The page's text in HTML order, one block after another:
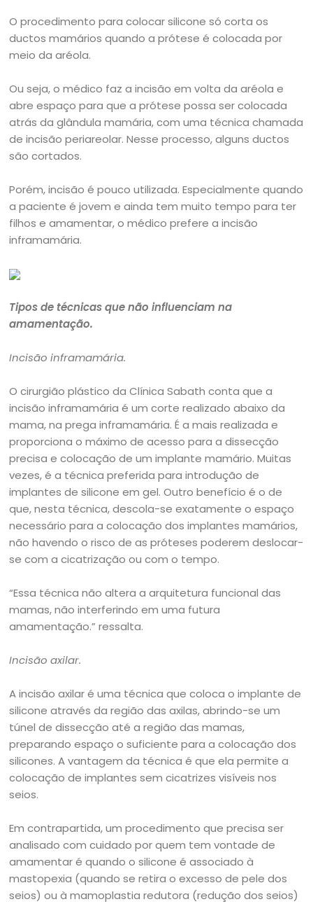
O procedimento para colocar silicone só corta os
ductos mamários quando a prótese é colocada por
meio da aréola.
Ou seja, o médico faz a incisão em volta da aréola e
abre espaço para que a prótese possa ser colocada
atrás da glândula mamária, com uma técnica chamada
de incisão periareolar. Nesse processo, alguns ductos
são cortados.
Porém, incisão é pouco utilizada. Especialmente quando
a paciente é jovem e ainda tem muito tempo para ter
filhos e amamentar, o médico prefere a incisão
inframamária.
Tipos de técnicas que não influenciam na
amamentação.
Incisão inframamária.
O cirurgião plástico da Clínica Sabath conta que a
incisão inframamária é um corte realizado abaixo da
mama, na prega inframamária. É a mais realizada e
proporciona o máximo de acesso para a dissecção
precisa e colocação de um implante mamário. Muitas
vezes, é a técnica preferida para introdução de
implantes de silicone em gel. Outro benefício é o de
que, nesta técnica, descola-se exatamente o espaço
necessário para a colocação dos implantes mamários,
não havendo o risco de as próteses poderem deslocar-
se com a cicatrização ou com o tempo.
“Essa técnica não altera a arquitetura funcional das
mamas, não interferindo em uma futura
amamentação.” ressalta.
Incisão axilar.
A incisão axilar é uma técnica que coloca o implante de
silicone através da região das axilas, abrindo-se um
túnel de dissecção até a região das mamas,
preparando espaço o suficiente para a colocação dos
silicones. A vantagem da técnica é que ela permite a
colocação de implantes sem cicatrizes visíveis nos
seios.
Em contrapartida, um procedimento que precisa ser
analisado com cuidado por quem tem vontade de
amamentar é quando o silicone é associado à
mastopexia (quando se retira o excesso de pele dos
seios) ou à mamoplastia redutora (redução dos seios)